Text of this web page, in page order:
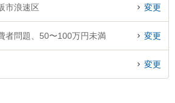
市浪速区 変更
者問題、50〜100万円未満 変更
変更